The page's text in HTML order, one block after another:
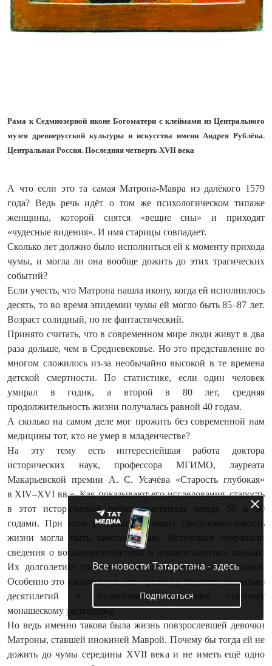
Рама к Седмиозерной иконе Богоматери с клеймами из Центрального
музея древнерусской культуры и искусства имени Андрея Рублёва.
Центральная Россия. Последняя четверть XVII века
А что если это та самая Матрона-Мавра из далёкого 1579
года? Ведь речь идёт о том же психологическом типаже
женщины, которой снятся «вещие сны» и приходят
«чудесные видения». И имя старицы совпадает.
Сколько лет должно было исполниться ей к моменту прихода
чумы, и могла ли она вообще дожить до этих трагических
событий?
Если учесть, что Матрона нашла икону, когда ей исполнилось
десять, то во время эпидемии чумы ей могло быть 85–87 лет.
Возраст солидный, но не фантастический.
Принято считать, что в современном мире люди живут в два
раза дольше, чем в Средневековье. Но это представление во
многом сложилось из-за необычайно высокой в те времена
детской смертности. По статистике, если один человек
умирал в годик, а второй в 80 лет, средняя
продолжительность жизни получалась равной 40 годам.
А сколько на самом деле мог прожить без современной нам
медицины тот, кто не умер в младенчестве?
На эту тему есть интереснейшая работа доктора
исторических наук, профессора МГИМО, лауреата
Макарьевской премии А. С. Усачёва «Старость глубокая»
в XIV–XVI вв.». Как показывают его исследования, старость
в этот исторический период наступала между 50 и 60
годами. При этом у монашествующих продолжительность
жизни могла быть заметно выше. Источники сохранили
сведения о восьмидесятилетних и девяностолетних иноках.
Их долголетию способствовал размеренный образ жизни.
Особенно это касалось тех, кто прожил в обителях несколько
десятилетий и полностью подчинился строгому
монашескому распорядку.
Но ведь именно такова была жизнь повзрослевшей девочки
Матроны, ставшей инокиней Маврой. Почему бы тогда ей не
дожить до чумы середины XVII века и не иметь ещё одно
Все новости Татарстана - здесь
Подписаться